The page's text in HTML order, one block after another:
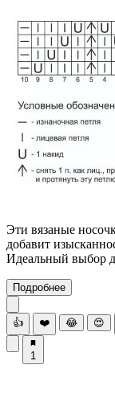
Эти вязаные
добавит
Идеальный выбор
Подробнее
👍 ❤️ 😂 😍
1